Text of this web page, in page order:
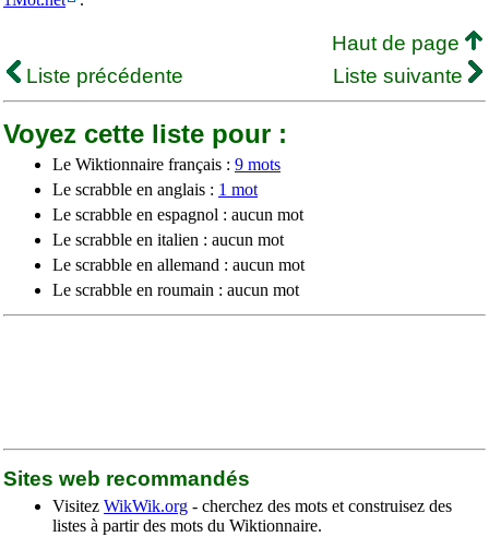
Haut de page
Liste précédente
Liste suivante
Voyez cette liste pour :
Le Wiktionnaire français : 9 mots
Le scrabble en anglais : 1 mot
Le scrabble en espagnol : aucun mot
Le scrabble en italien : aucun mot
Le scrabble en allemand : aucun mot
Le scrabble en roumain : aucun mot
Sites web recommandés
Visitez WikWik.org - cherchez des mots et construisez des
listes à partir des mots du Wiktionnaire.